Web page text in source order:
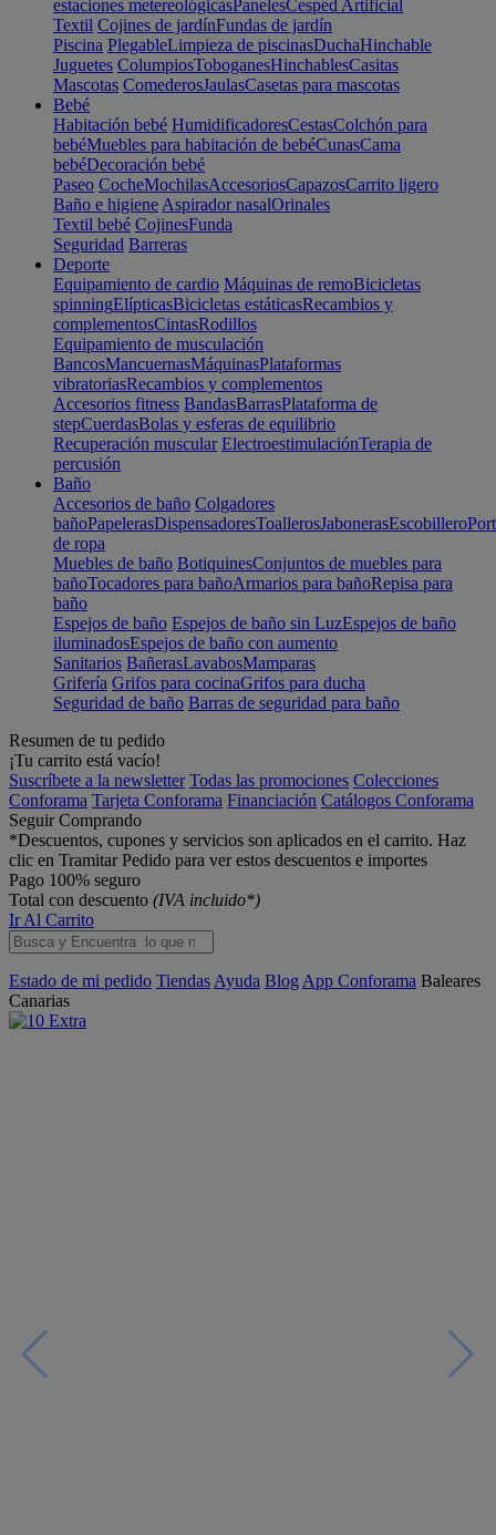
estaciones metereológicasPanelesCesped Artificial
Textil Cojines de jardínFundas de jardín
Piscina PlegableLimpieza de piscinasDuchaHinchable
Juguetes ColumpiosToboganesHinchablesCasitas
Mascotas ComederosJaulasCasetas para mascotas
Bebé
Habitación bebé HumidificadoresCestasColchón para
bebéMuebles para habitación de bebéCunasCama
bebéDecoración bebé
Paseo CocheMochilasAccesoriosCapazosCarrito ligero
Baño e higiene Aspirador nasalOrinales
Textil bebé CojinesFunda
Seguridad Barreras
Deporte
Equipamiento de cardio Máquinas de remoBicicletas
spinningElípticasBicicletas estáticasRecambios y
complementosCintasRodillos
Equipamiento de musculación
BancosMancuernasMáquinasPlataformas
vibratoriasRecambios y complementos
Accesorios fitness BandasBarrasPlataforma de
stepCuerdasBolas y esferas de equilibrio
Recuperación muscular ElectroestimulaciónTerapia de
percusión
Baño
Accesorios de baño Colgadores
bañoPapelerasDispensadoresToallerosJabonerasEscobillero
de ropa
Muebles de baño BotiquinesConjuntos de muebles para
bañoTocadores para bañoArmarios para bañoRepisa para
baño
Espejos de baño Espejos de baño sin LuzEspejos de baño
iluminadosEspejos de baño con aumento
Sanitarios BañerasLavabosMamparas
Grifería Grifos para cocinaGrifos para ducha
Seguridad de baño Barras de seguridad para baño
Resumen de tu pedido
¡Tu carrito está vacío!
Suscríbete a la newsletter Todas las promociones Colecciones
Conforama Tarjeta Conforama Financiación Catálogos Conforama
Seguir Comprando
*Descuentos, cupones y servicios son aplicados en el carrito. Haz
clic en Tramitar Pedido para ver estos descuentos e importes
Pago 100% seguro
Total con descuento (IVA incluido*)
Ir Al Carrito
Estado de mi pedido Tiendas Ayuda Blog App Conforama Baleares
Canarias